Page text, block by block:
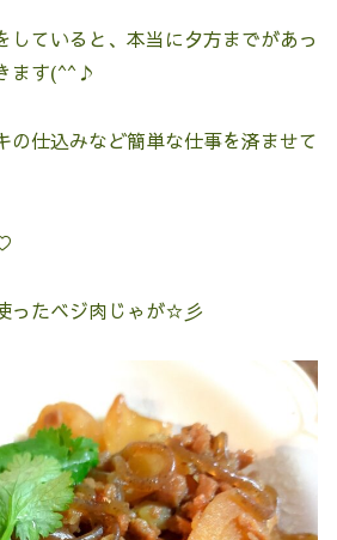
していると、本当に夕方までがあっ
ます(^^♪
の仕込みなど簡単な仕事を済ませて
ったベジ肉じゃが☆彡